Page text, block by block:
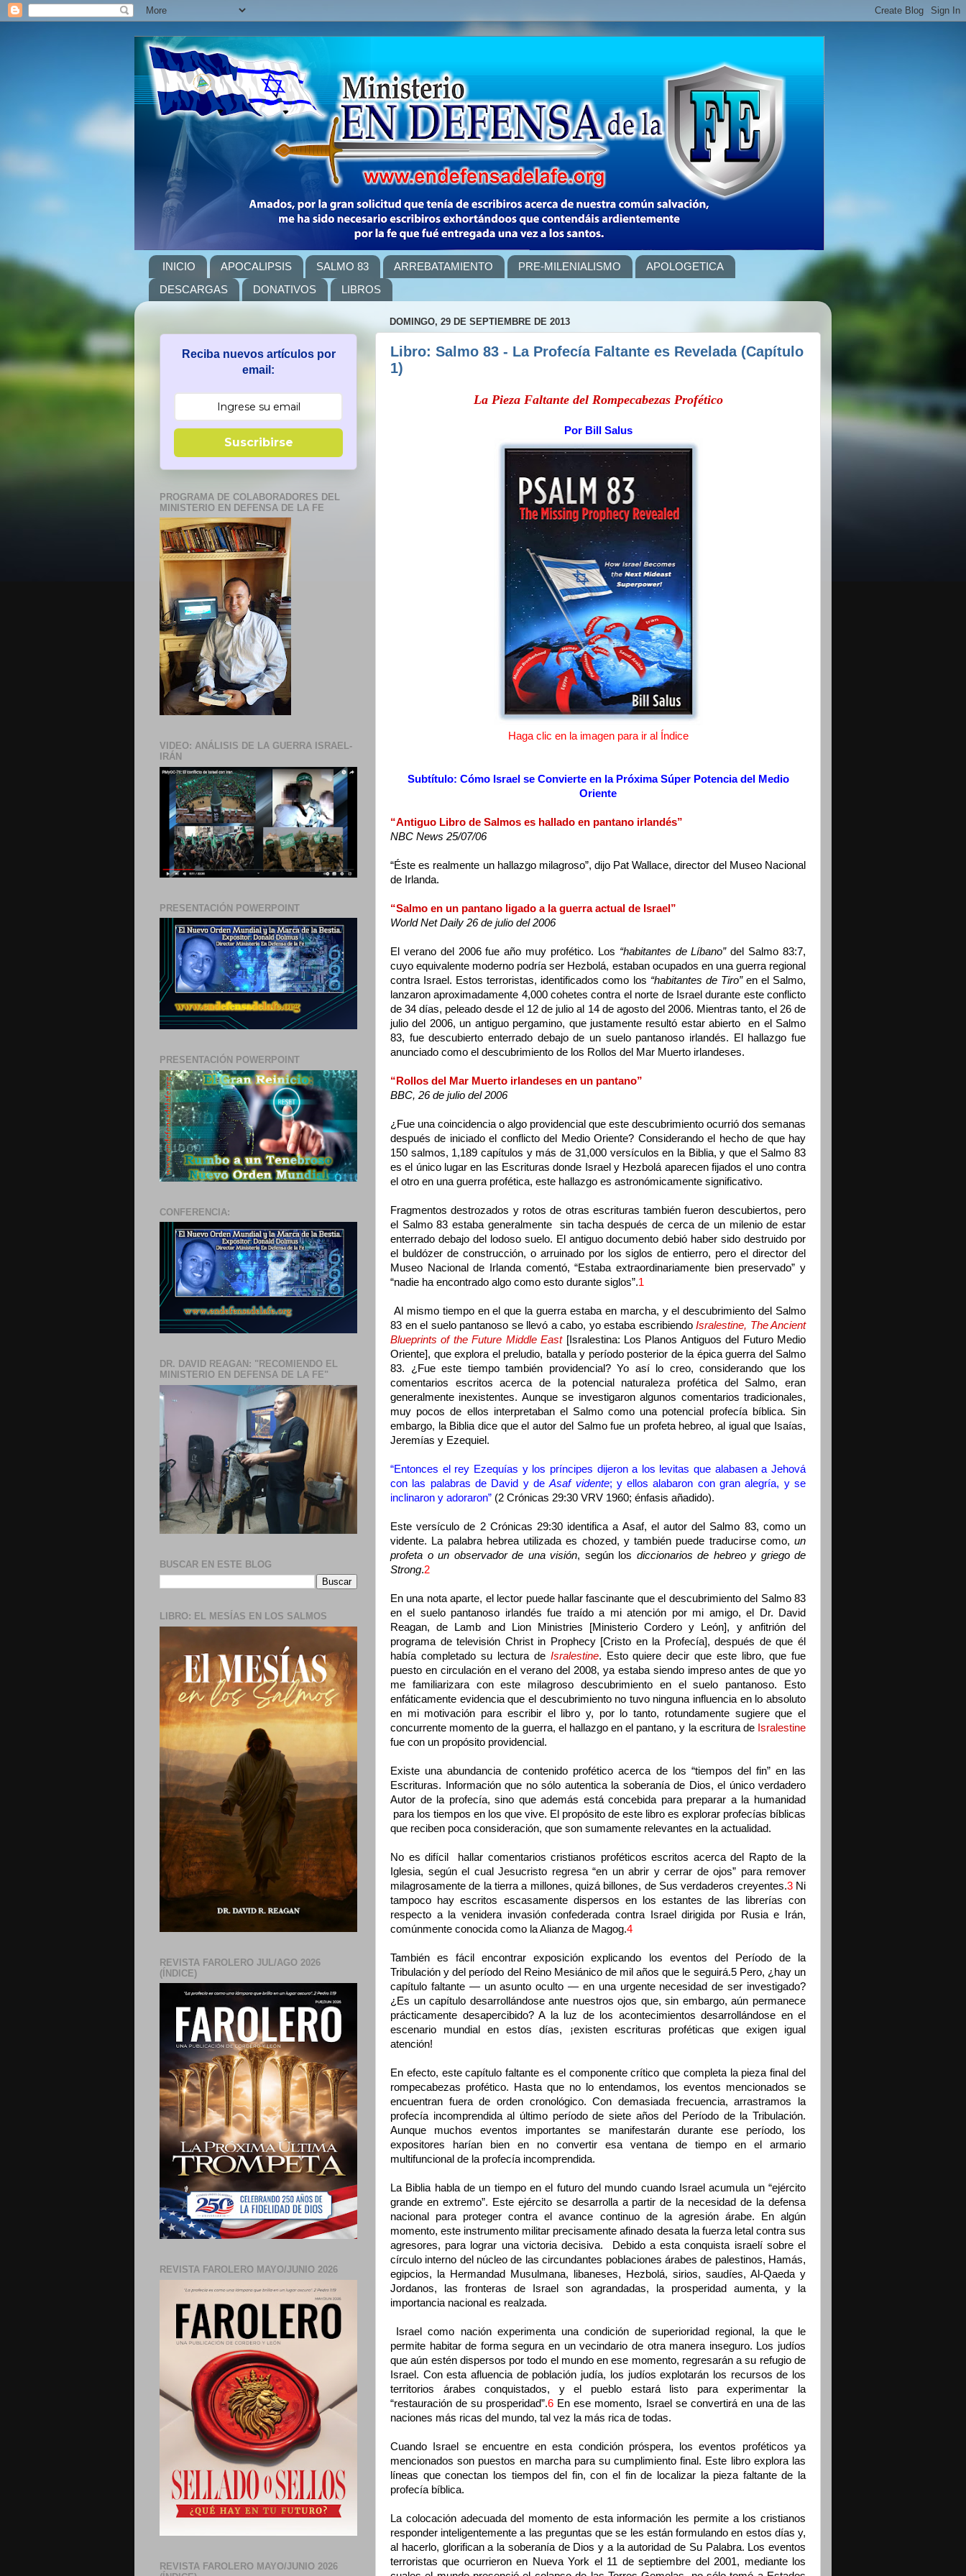
INICIO APOCALIPSIS SALMO 83 ARREBATAMIENTO PRE-MILENIALISMO
APOLOGETICA
DESCARGAS
DONATIVOS LIBROS
DOMINGO, 29 DE SEPTIEMBRE DE 2013
Libro: Salmo 83 - La Profecía Faltante es Revelada (Capítulo
1)
La Pieza Faltante del Rompecabezas Profético
Por Bill Salus
Haga clic en la imagen para ir al Índice
Subtítulo: Cómo Israel se Convierte en la Próxima Súper Potencia del Medio
Oriente
“Antiguo Libro de Salmos es hallado en pantano irlandés”
NBC News 25/07/06
“Éste es realmente un hallazgo milagroso”, dijo Pat Wallace, director del Museo Nacional
de Irlanda.
“Salmo en un pantano ligado a la guerra actual de Israel”
World Net Daily 26 de julio del 2006
El verano del 2006 fue año muy profético. Los “habitantes de Líbano”del Salmo 83:7,
cuyo equivalente moderno podría ser Hezbolá, estaban ocupados en una guerra regional
contra Israel. Estos terroristas, identificados como los “habitantes de Tiro”en el Salmo,
lanzaron aproximadamente 4,000 cohetes contra el norte de Israel durante este conflicto
de 34 días, peleado desde el 12 de julio al 14 de agosto del 2006. Mientras tanto, el 26 de
julio del 2006, un antiguo pergamino, que justamente resultó estar abierto en el Salmo
83, fue descubierto enterrado debajo de un suelo pantanoso irlandés. El hallazgo fue
anunciado como el descubrimiento de los Rollos del Mar Muerto irlandeses.
“Rollos del Mar Muerto irlandeses en un pantano”
BBC, 26 de julio del 2006
¿Fue una coincidencia o algo providencial que este descubrimiento ocurrió dos semanas
después de iniciado el conflicto del Medio Oriente? Considerando el hecho de que hay
150 salmos, 1,189 capítulos y más de 31,000 versículos en la Biblia, y que el Salmo 83
es el único lugar en las Escrituras donde Israel y Hezbolá aparecen fijados el uno contra
el otro en una guerra profética, este hallazgo es astronómicamente significativo.
Fragmentos destrozados y rotos de otras escrituras también fueron descubiertos, pero
el Salmo 83 estaba generalmente sin tacha después de cerca de un milenio de estar
enterrado debajo del lodoso suelo. El antiguo documento debió haber sido destruido por
el buldózer de construcción, o arruinado por los siglos de entierro, pero el director del
Museo Nacional de Irlanda comentó, “Estaba extraordinariamente bien preservado” y
“nadie ha encontrado algo como esto durante siglos”.1
Al mismo tiempo en el que la guerra estaba en marcha, y el descubrimiento del Salmo
83 en el suelo pantanoso se llevó a cabo, yo estaba escribiendo Isralestine, The Ancient
Blueprints of the Future Middle East [Isralestina: Los Planos Antiguos del Futuro Medio
Oriente], que explora el preludio, batalla y período posterior de la épica guerra del Salmo
83. ¿Fue este tiempo también providencial? Yo así lo creo, considerando que los
comentarios escritos acerca de la potencial naturaleza profética del Salmo, eran
generalmente inexistentes. Aunque se investigaron algunos comentarios tradicionales,
muy pocos de ellos interpretaban el Salmo como una potencial profecía bíblica. Sin
embargo, la Biblia dice que el autor del Salmo fue un profeta hebreo, al igual que Isaías,
Jeremías y Ezequiel.
“Entonces el rey Ezequías y los príncipes dijeron a los levitas que alabasen a Jehová
con las palabras de David y deAsaf vidente; y ellos alabaron con gran alegría, y se
inclinaron y adoraron” (2 Crónicas 29:30 VRV 1960; énfasis añadido).
Este versículo de 2 Crónicas 29:30 identifica a Asaf, el autor del Salmo 83, como un
vidente. La palabra hebrea utilizada es chozed, y también puede traducirse como, un
profeta o un observador de una visión, según los diccionarios de hebreo y griego de
Strong.2
En una nota aparte, el lector puede hallar fascinante que el descubrimiento del Salmo 83
en el suelo pantanoso irlandés fue traído a mi atención por mi amigo, el Dr. David
Reagan, de Lamb and Lion Ministries [Ministerio Cordero y León], y anfitrión del
programa de televisión Christ in Prophecy [Cristo en la Profecía], después de que él
había completado su lectura de Isralestine. Esto quiere decir que este libro, que fue
puesto en circulación en el verano del 2008, ya estaba siendo impreso antes de que yo
me familiarizara con este milagroso descubrimiento en el suelo pantanoso. Esto
enfáticamente evidencia que el descubrimiento no tuvo ninguna influencia en lo absoluto
en mi motivación para escribir el libro y, por lo tanto, rotundamente sugiere que el
concurrente momento de la guerra, el hallazgo en el pantano, y la escritura de Isralestine
fue con un propósito providencial.
Existe una abundancia de contenido profético acerca de los “tiempos del fin” en las
Escrituras. Información que no sólo autentica la soberanía de Dios, el único verdadero
Autor de la profecía, sino que además está concebida para preparar a la humanidad
para los tiempos en los que vive. El propósito de este libro es explorar profecías bíblicas
que reciben poca consideración, que son sumamente relevantes en la actualidad.
No es difícil hallar comentarios cristianos proféticos escritos acerca del Rapto de la
Iglesia, según el cual Jesucristo regresa “en un abrir y cerrar de ojos” para remover
milagrosamente de la tierra a millones, quizá billones, de Sus verdaderos creyentes.3Ni
tampoco hay escritos escasamente dispersos en los estantes de las librerías con
respecto a la venidera invasión confederada contra Israel dirigida por Rusia e Irán,
comúnmente conocida como la Alianza de Magog.4
También es fácil encontrar exposición explicando los eventos del Período de la
Tribulación y del período del Reino Mesiánico de mil años que le seguirá.5 Pero, ¿hay un
capítulo faltante — un asunto oculto — en una urgente necesidad de ser investigado?
¿Es un capítulo desarrollándose ante nuestros ojos que, sin embargo, aún permanece
prácticamente desapercibido? A la luz de los acontecimientos desarrollándose en el
escenario mundial en estos días, ¡existen escrituras proféticas que exigen igual
atención!
En efecto, este capítulo faltante es el componente crítico que completa la pieza final del
rompecabezas profético. Hasta que no lo entendamos, los eventos mencionados se
encuentran fuera de orden cronológico. Con demasiada frecuencia, arrastramos la
profecía incomprendida al último período de siete años del Período de la Tribulación.
Aunque muchos eventos importantes se manifestarán durante ese período, los
expositores harían bien en no convertir esa ventana de tiempo en el armario
multifuncional de la profecía incomprendida.
La Biblia habla de un tiempo en el futuro del mundo cuando Israel acumula un “ejército
grande en extremo”. Este ejército se desarrolla a partir de la necesidad de la defensa
nacional para proteger contra el avance continuo de la agresión árabe. En algún
momento, este instrumento militar precisamente afinado desata la fuerza letal contra sus
agresores, para lograr una victoria decisiva. Debido a esta conquista israelí sobre el
círculo interno del núcleo de las circundantes poblaciones árabes de palestinos, Hamás,
egipcios, la Hermandad Musulmana, libaneses, Hezbolá, sirios, saudíes, Al-Qaeda y
Jordanos, las fronteras de Israel son agrandadas, la prosperidad aumenta, y la
importancia nacional es realzada.
Israel como nación experimenta una condición de superioridad regional, la que le
permite habitar de forma segura en un vecindario de otra manera inseguro. Los judíos
que aún estén dispersos por todo el mundo en ese momento, regresarán a su refugio de
Israel. Con esta afluencia de población judía, los judíos explotarán los recursos de los
territorios árabes conquistados, y el pueblo estará listo para experimentar la
“restauración de su prosperidad”.6 En ese momento, Israel se convertirá en una de las
naciones más ricas del mundo, tal vez la más rica de todas.
Cuando Israel se encuentre en esta condición próspera, los eventos proféticos ya
mencionados son puestos en marcha para su cumplimiento final. Este libro explora las
líneas que conectan los tiempos del fin, con el fin de localizar la pieza faltante de la
profecía bíblica.
La colocación adecuada del momento de esta información les permite a los cristianos
responder inteligentemente a las preguntas que se les están formulando en estos días y,
al hacerlo, glorifican a la soberanía de Dios y a la autoridad de Su Palabra. Los eventos
terroristas que ocurrieron en Nueva York el 11 de septiembre del 2001, mediante los
Reciba nuevos artículos por
email:
Suscribirse
PROGRAMA DE COLABORADORES DEL
MINISTERIO EN DEFENSA DE LA FE
VIDEO: ANÁLISIS DE LA GUERRA ISRAEL-
IRÁN
PRESENTACIÓN POWERPOINT
PRESENTACIÓN POWERPOINT
CONFERENCIA:
DR. DAVID REAGAN: "RECOMIENDO EL
MINISTERIO EN DEFENSA DE LA FE"
BUSCAR EN ESTE BLOG
LIBRO: EL MESÍAS EN LOS SALMOS
REVISTA FAROLERO JUL/AGO 2026
(ÍNDICE)
REVISTA FAROLERO MAYO/JUNIO 2026
REVISTA FAROLERO MAYO/JUNIO 2026